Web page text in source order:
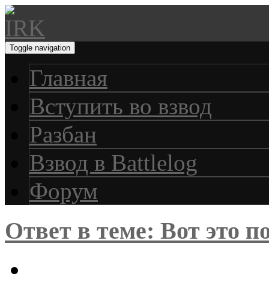
Toggle navigation
Главная
Вступить во взвод
Разбан
Взвод в Battlelog
Форум
Ответ в теме: Вот это